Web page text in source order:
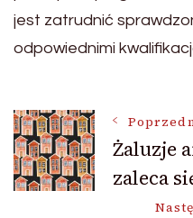
jest zatrudnić
odpowiednimi
Nawigacja
wpisu
Żaluzje
zaleca